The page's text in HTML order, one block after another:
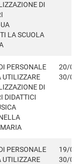
DI
LA SCUOLA
PERSONALE
UTILIZZARE
DI
DIDATTICI
20/
30/
PERSONALE
UTILIZZARE
19/
30/